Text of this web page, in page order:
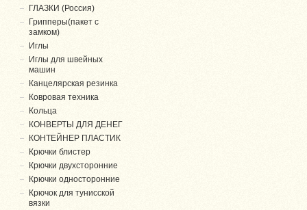
ГЛАЗКИ (Россия)
Грипперы(пакет с
замком)
Иглы
Иглы для швейных
машин
Канцелярская резинка
Ковровая техника
Кольца
КОНВЕРТЫ ДЛЯ ДЕНЕГ
КОНТЕЙНЕР ПЛАСТИК
Крючки блистер
Крючки двухсторонние
Крючки односторонние
Крючок для тунисской
вязки